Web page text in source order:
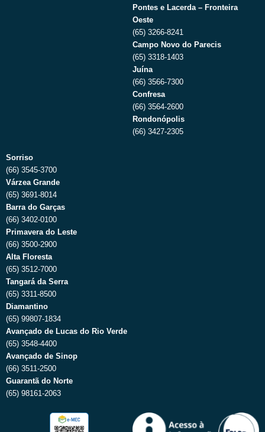
Pontes e Lacerda – Fronteira
Oeste
(65) 3266-8241
Campo Novo do Parecis
(65) 3318-1403
Juína
(66) 3566-7300
Confresa
(66) 3564-2600
Rondonópolis
(66) 3427-2305
Sorriso
(66) 3545-3700
Várzea Grande
(65) 3691-8014
Barra do Garças
(66) 3402-0100
Primavera do Leste
(66) 3500-2900
Alta Floresta
(65) 3512-7000
Tangará da Serra
(65) 3311-8500
Diamantino
(65) 99807-1834
Avançado de Lucas do Rio Verde
(65) 3548-4400
Avançado de Sinop
(66) 3511-2500
Guarantã do Norte
(65) 98161-2063